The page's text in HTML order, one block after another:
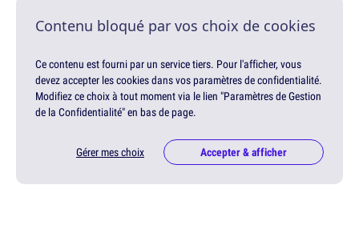
Contenu bloqué par vos choix de cookies
Ce contenu est fourni par un service tiers. Pour l'afficher, vous
devez accepter les cookies dans vos paramètres de confidentialité.
Modifiez ce choix à tout moment via le lien "Paramètres de Gestion
de la Confidentialité" en bas de page.
Gérer mes choix Accepter & afficher